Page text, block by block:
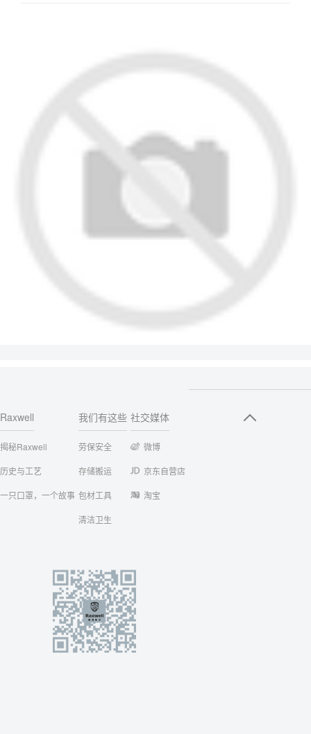
Raxwell
揭秘Raxwell
历史与工艺
一只口罩，一个故事
我们有这些
劳保安全
存储搬运
包材工具
清洁卫生
社交媒体
微博
京东自营店
淘宝